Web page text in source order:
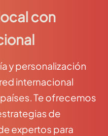
con
y personalización
internacional
Te ofrecemos
de
expertos para